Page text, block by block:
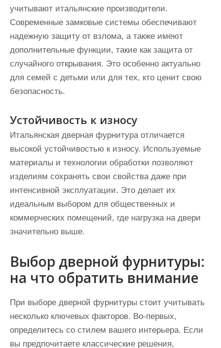
учитывают итальянские производители.
Современные замковые системы обеспечивают
надежную защиту от взлома, а также имеют
дополнительные функции, такие как защита от
случайного открывания. Это особенно актуально
для семей с детьми или для тех, кто ценит свою
безопасность.
Устойчивость к износу
Итальянская дверная фурнитура отличается
высокой устойчивостью к износу. Используемые
материалы и технологии обработки позволяют
изделиям сохранять свои свойства даже при
интенсивной эксплуатации. Это делает их
идеальным выбором для общественных и
коммерческих помещений, где нагрузка на двери
значительно выше.
Выбор дверной фурнитуры:
на что обратить внимание
При выборе дверной фурнитуры стоит учитывать
несколько ключевых факторов. Во-первых,
определитесь со стилем вашего интерьера. Если
вы предпочитаете классические решения,